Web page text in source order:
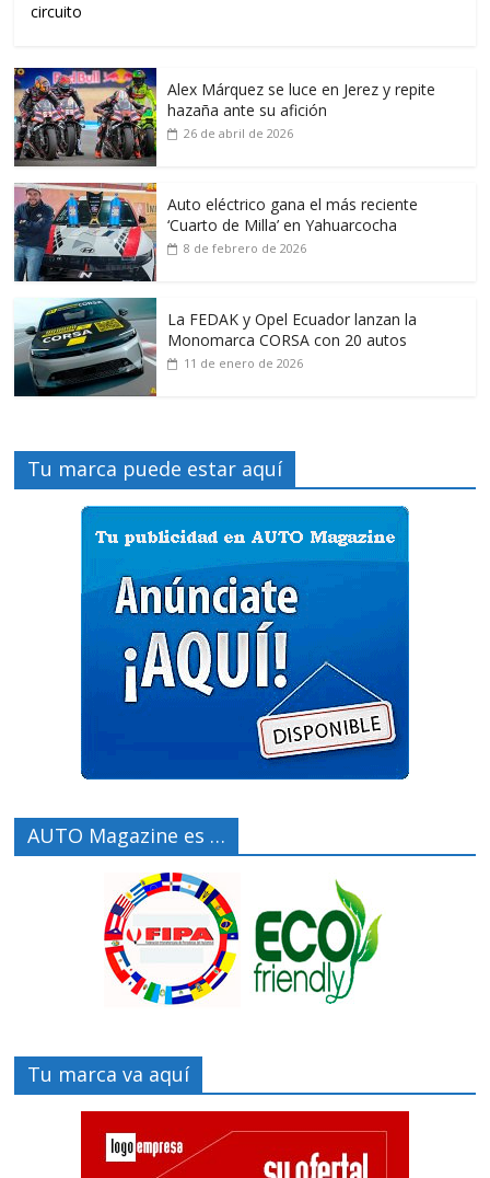
circuito
Alex Márquez se luce en Jerez y repite
hazaña ante su afición
26 de abril de 2026
Auto eléctrico gana el más reciente
‘Cuarto de Milla’ en Yahuarcocha
8 de febrero de 2026
La FEDAK y Opel Ecuador lanzan la
Monomarca CORSA con 20 autos
11 de enero de 2026
Tu marca puede estar aquí
AUTO Magazine es …
Tu marca va aquí